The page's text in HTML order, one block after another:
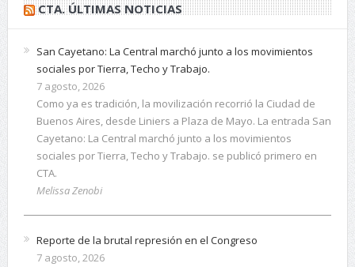
CTA. ÚLTIMAS NOTICIAS
San Cayetano: La Central marchó junto a los movimientos
sociales por Tierra, Techo y Trabajo.
7 agosto, 2026
Como ya es tradición, la movilización recorrió la Ciudad de
Buenos Aires, desde Liniers a Plaza de Mayo. La entrada San
Cayetano: La Central marchó junto a los movimientos
sociales por Tierra, Techo y Trabajo. se publicó primero en
CTA.
Melissa Zenobi
Reporte de la brutal represión en el Congreso
7 agosto, 2026